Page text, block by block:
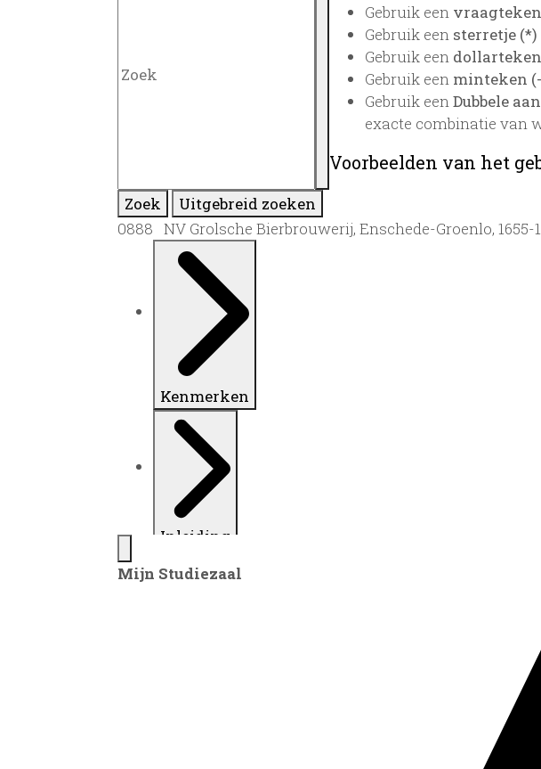
Gebruik een
Gebruik een sterretje (*)
Gebruik een
Gebruik een minteken
Gebruik eenDubbele
exacte combinatie van
Voorbeelden van het
Zoek
Uitgebreid zoeken
0888 NV Grolsche Bierbrouwerij, Enschede-Groenlo, 1655-
Kenmerken
Inleiding
Mijn Studiezaal